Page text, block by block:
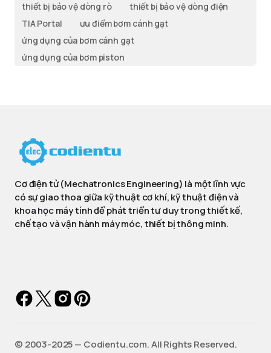
thiết bị bảo vệ dòng rò
thiết bị bảo vệ dòng điện
TIA Portal
ưu điểm bơm cánh gạt
ứng dụng của bơm cánh gạt
ứng dụng của bơm piston
Cơ điện tử (Mechatronics Engineering) là một lĩnh vực
có sự giao thoa giữa kỹ thuật cơ khí, kỹ thuật điện và
khoa học máy tính để phát triển tư duy trong thiết kế,
chế tạo và vận hành máy móc, thiết bị thông minh.
©️ 2003-2025 — Codientu.com. All Rights Reserved.